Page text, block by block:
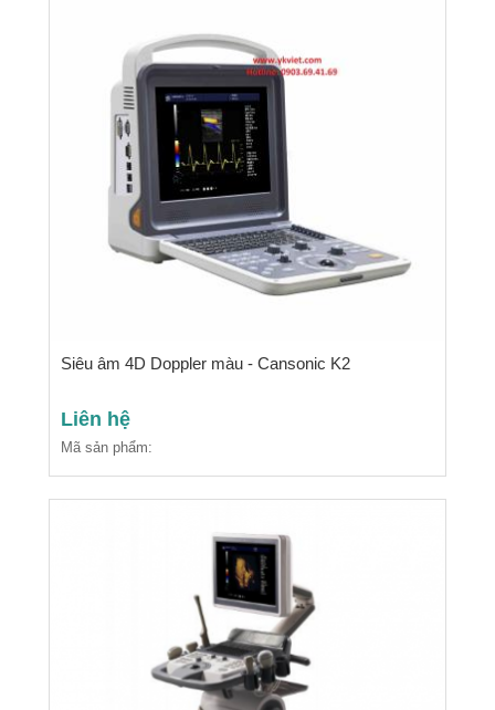
Siêu âm 4D Doppler màu - Cansonic K2
Liên hệ
Mã sản phẩm: